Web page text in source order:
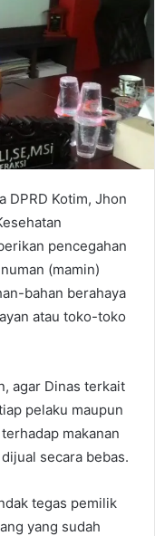
DPRD Kotim, Jhon
pencegahan
(mamin)
bahan berahaya
atau toko-toko
agar Dinas terkait
pelaku maupun
makanan
secara bebas.
tegas pemilik
yang sudah